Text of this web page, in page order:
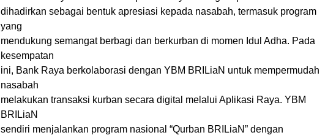
dihadirkan sebagai bentuk apresiasi kepada nasabah, termasuk program
yang
mendukung semangat berbagi dan berkurban di momen Idul Adha. Pada
kesempatan
ini, Bank Raya berkolaborasi dengan YBM BRILiaN untuk mempermudah
nasabah
melakukan transaksi kurban secara digital melalui Aplikasi Raya. YBM
BRILiaN
sendiri menjalankan program nasional “Qurban BRILiaN” dengan